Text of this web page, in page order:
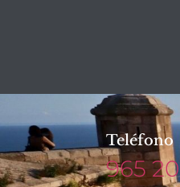
Teléfono
965